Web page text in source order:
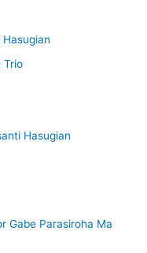
Trio
Hasugian
Gabe Parasiroha Ma